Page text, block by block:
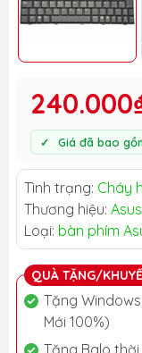
Giá đã bao
Tình trạng: Cháy
Thương hiệu: Asus
Loại: bàn phím
QUÀ TẶNG/
Tặng
Mới 100%)
Tặng Balo